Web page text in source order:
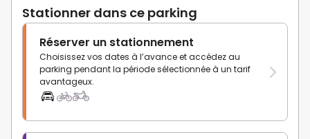
Stationner dans ce parking
Réserver un stationnement
Choisissez vos dates à l’avance et accédez au
parking pendant la période sélectionnée à un tarif
avantageux.